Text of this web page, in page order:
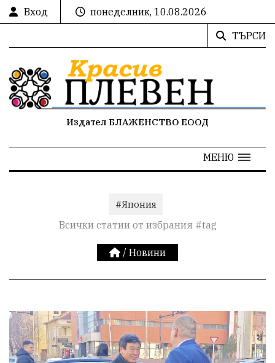
Вход
понеделник, 10.08.2026
ТЪРСИ
Издател БЛАЖЕНСТВО ЕООД
МЕНЮ
#Япония
Всички статии от избрания #tag
/ Новини